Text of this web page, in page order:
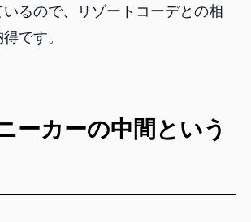
るので、リゾートコーデとの相
です。
ーカーの中間という